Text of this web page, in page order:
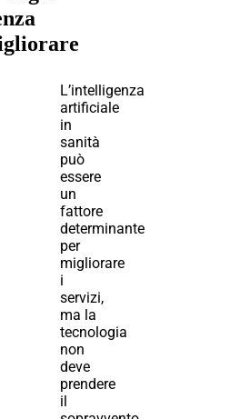
L’intelligenza
artificiale
in
sanità
può
essere
un
fattore
determinante
per
migliorare
i
servizi,
ma la
tecnologia
non
deve
prendere
il